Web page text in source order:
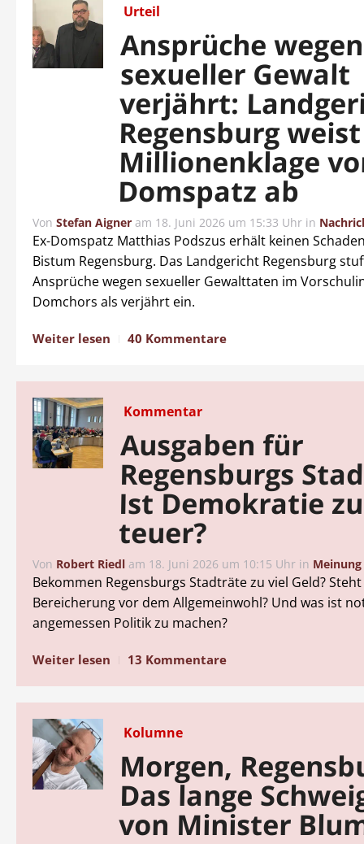
Urteil
Ansprüche wegen
sexueller Gewalt
verjährt:
Regensburg weist
Millionenklage
Domspatz ab
Von Stefan Aigner am 18. Juni 2026 um 15:33 Uhr in
Ex-Domspatz Matthias Podszus erhält keinen
Bistum Regensburg. Das Landgericht Regensburg
Ansprüche wegen sexueller Gewalttaten im
Domchors als verjährt ein.
Weiter lesen 40 Kommentare
Kommentar
Ausgaben für
Regensburgs
Ist Demokratie zu
teuer?
Von Robert Riedl am 18. Juni 2026 um 10:15 Uhr in Meinung
Bekommen Regensburgs Stadträte zu viel Geld?
Bereicherung vor dem Allgemeinwohl? Und was ist
angemessen Politik zu machen?
Weiter lesen 13 Kommentare
Kolumne
Morgen,
Das lange
von Minister